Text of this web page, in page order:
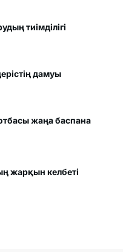
тиімділігі
дамуы
жаңа баспана
жарқын келбеті